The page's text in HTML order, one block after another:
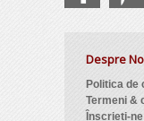
Despre
Politica de
Termeni &
Înscrieți-ne